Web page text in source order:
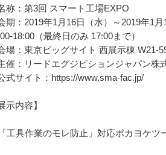
称：第3回 スマート工場EXPO
期：2019年1月16日（水）～2019年1月
18:00（最終日のみ 17:00まで）
場：東京ビッグサイト 西展示棟 W21-
催：リードエグジビションジャパン株
式サイト：https://www.sma-fac.jp/
示内容】
工具作業のモレ防止」対応ポカヨケツ